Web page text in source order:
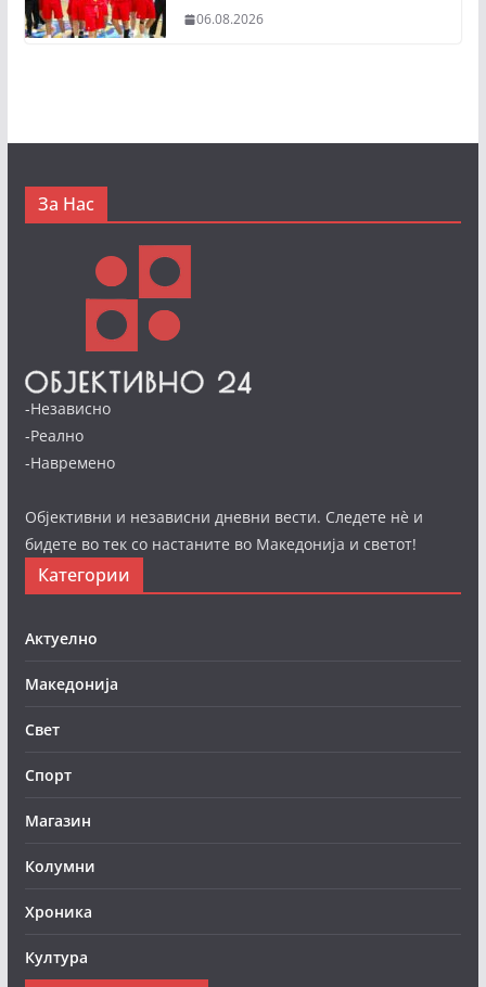
06.08.2026
За Нас
-Независно
-Реално
-Навремено
Објективни и независни дневни вести. Следете нè и
бидете во тек со настаните во Македонија и светот!
Категории
Актуелно
Македонија
Свет
Спорт
Магазин
Колумни
Хроника
Култура